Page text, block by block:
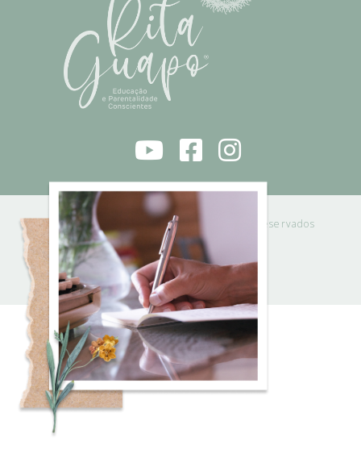
RITA GUAPO 2021 © | Todos os direitos reservados
Powered by
Solidweb
POLÍTICA DE PRIVACIDADE